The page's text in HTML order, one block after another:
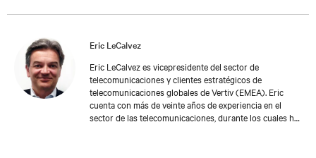
Eric LeCalvez
Eric LeCalvez es vicepresidente del sector de
telecomunicaciones y clientes estratégicos de
telecomunicaciones globales de Vertiv (EMEA). Eric
cuenta con más de veinte años de experiencia en el
sector de las telecomunicaciones, durante los cuales ha